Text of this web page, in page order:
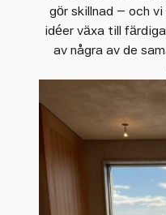
gör skillnad – och
idéer växa till
av några av de